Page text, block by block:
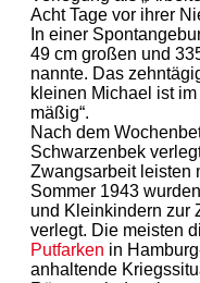
Acht Tage vor ihrer
In einer
49 cm großen und
nannte. Das
kleinen Michael ist
mäßig“.
Nach dem
Schwarzenbek
Zwangsarbeit leisten
Sommer 1943
und Kleinkindern zur
verlegt. Die meisten
Putfarken in
anhaltende